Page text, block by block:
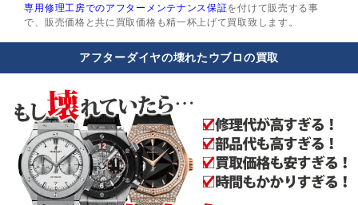
専用修理工房でのアフターメンテナンス保証を付けて販売する事
で、販売価格と共に買取価格も精一杯上げて買取致します。
アフターダイヤの壊れたウブロの買取